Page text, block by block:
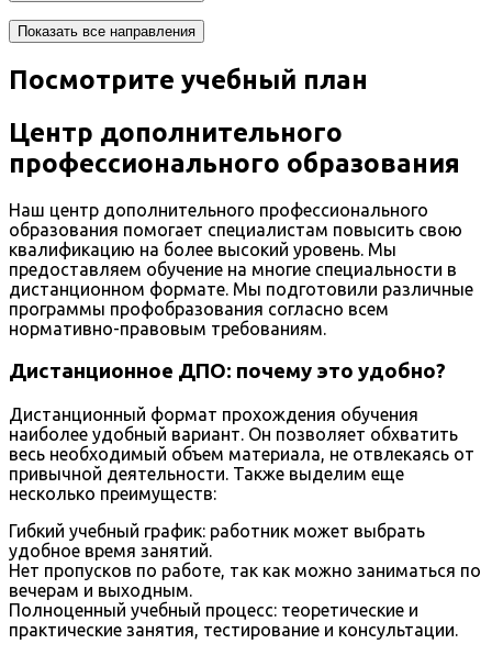
Показать все направления
Посмотрите учебный план
Центр дополнительного
профессионального образования
Наш центр дополнительного профессионального
образования помогает специалистам повысить свою
квалификацию на более высокий уровень. Мы
предоставляем обучение на многие специальности в
дистанционном формате. Мы подготовили различные
программы профобразования согласно всем
нормативно-правовым требованиям.
Дистанционное ДПО: почему это удобно?
Дистанционный формат прохождения обучения
наиболее удобный вариант. Он позволяет обхватить
весь необходимый объем материала, не отвлекаясь от
привычной деятельности. Также выделим еще
несколько преимуществ:
Гибкий учебный график: работник может выбрать
удобное время занятий.
Нет пропусков по работе, так как можно заниматься по
вечерам и выходным.
Полноценный учебный процесс: теоретические и
практические занятия, тестирование и консультации.